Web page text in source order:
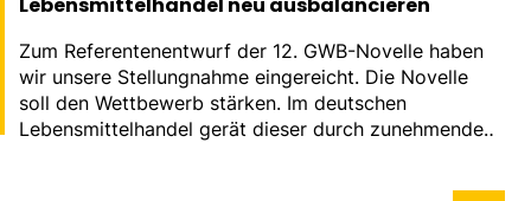
Zum Referentenentwurf der 12. GWB-Novelle haben
wir unsere Stellungnahme eingereicht. Die Novelle
soll den Wettbewerb stärken. Im deutschen
Lebensmittelhandel gerät dieser durch zunehmende